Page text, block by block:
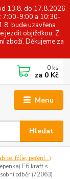
13.8. do 17.8.2026
7:00-9:00 a 10:30-
bude uzavřena
jezdit objížďkou. Z
zboží. Děkujeme za
Menu
Hledat
0 ks
za 0 Kč
fólie, pečení...)
E6 kraft s
odběr (72063)